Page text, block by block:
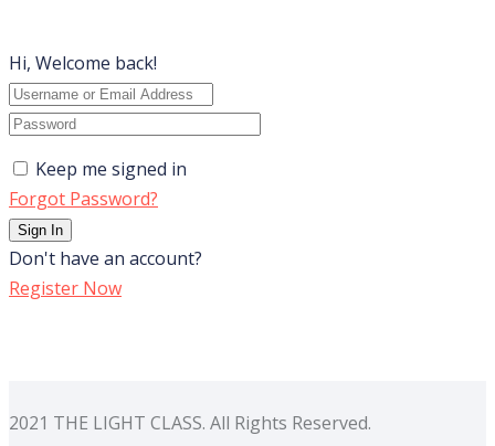
Hi, Welcome back!
Keep me signed in
Forgot Password?
Sign In
Don't have an account?
Register Now
2021 THE LIGHT CLASS. All Rights Reserved.